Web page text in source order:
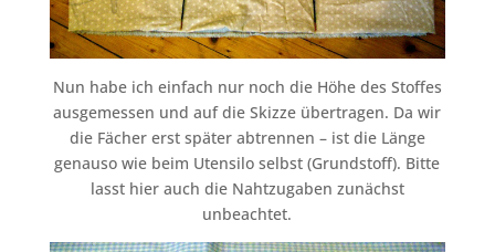
Nun habe ich einfach nur noch die Höhe des Stoffes
ausgemessen und auf die Skizze übertragen. Da wir
die Fächer erst später abtrennen – ist die Länge
genauso wie beim Utensilo selbst (Grundstoff). Bitte
lasst hier auch die Nahtzugaben zunächst
unbeachtet.